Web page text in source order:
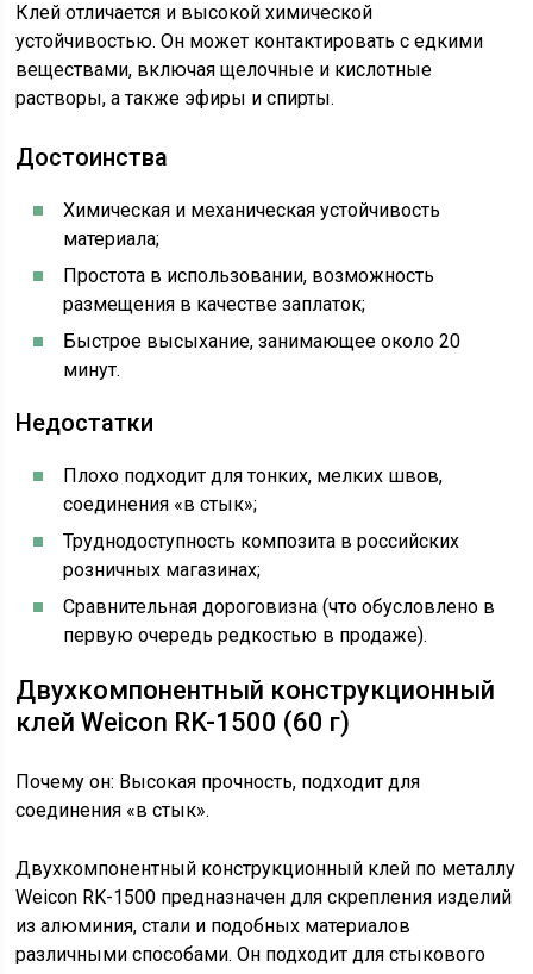
Клей отличается и высокой химической
устойчивостью. Он может контактировать с едкими
веществами, включая щелочные и кислотные
растворы, а также эфиры и спирты.
Достоинства
Химическая и механическая устойчивость
материала;
Простота в использовании, возможность
размещения в качестве заплаток;
Быстрое высыхание, занимающее около 20
минут.
Недостатки
Плохо подходит для тонких, мелких швов,
соединения «в стык»;
Труднодоступность композита в российских
розничных магазинах;
Сравнительная дороговизна (что обусловлено в
первую очередь редкостью в продаже).
Двухкомпонентный конструкционный
клей Weicon RK-1500 (60 г)
Почему он: Высокая прочность, подходит для
соединения «в стык».
Двухкомпонентный конструкционный клей по металлу
Weicon RK-1500 предназначен для скрепления изделий
из алюминия, стали и подобных материалов
различными способами. Он подходит для стыкового